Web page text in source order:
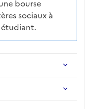
bourse
sociaux à
étudiant.